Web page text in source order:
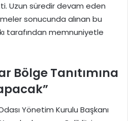
Uzun süredir devam eden
sonucunda alınan bu
tarafından memnuniyetle
Bölge Tanıtımına
Yönetim Kurulu Başkanı